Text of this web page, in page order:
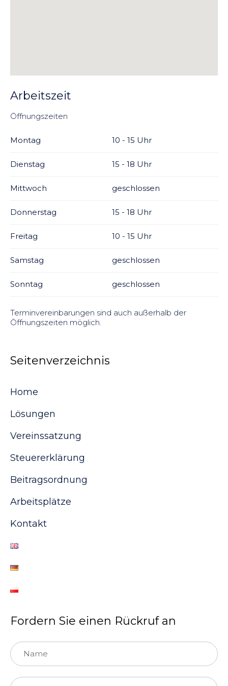
Arbeitszeit
Öffnungszeiten
Montag 10 - 15 Uhr
Dienstag 15 - 18 Uhr
Mittwoch geschlossen
Donnerstag 15 - 18 Uhr
Freitag 10 - 15 Uhr
Samstag geschlossen
Sonntag geschlossen
Terminvereinbarungen sind auch außerhalb der
Öffnungszeiten möglich.
Seitenverzeichnis
Home
Lösungen
Vereinssatzung
Steuererklärung
Beitragsordnung
Arbeitsplätze
Kontakt
Fordern Sie einen Rückruf an